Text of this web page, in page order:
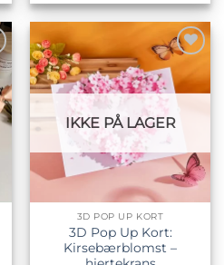
Tilføj til
ønskeliste
IKKE PÅ LAGER
3D POP UP KORT
3D Pop Up Kort:
Kirsebærblomst –